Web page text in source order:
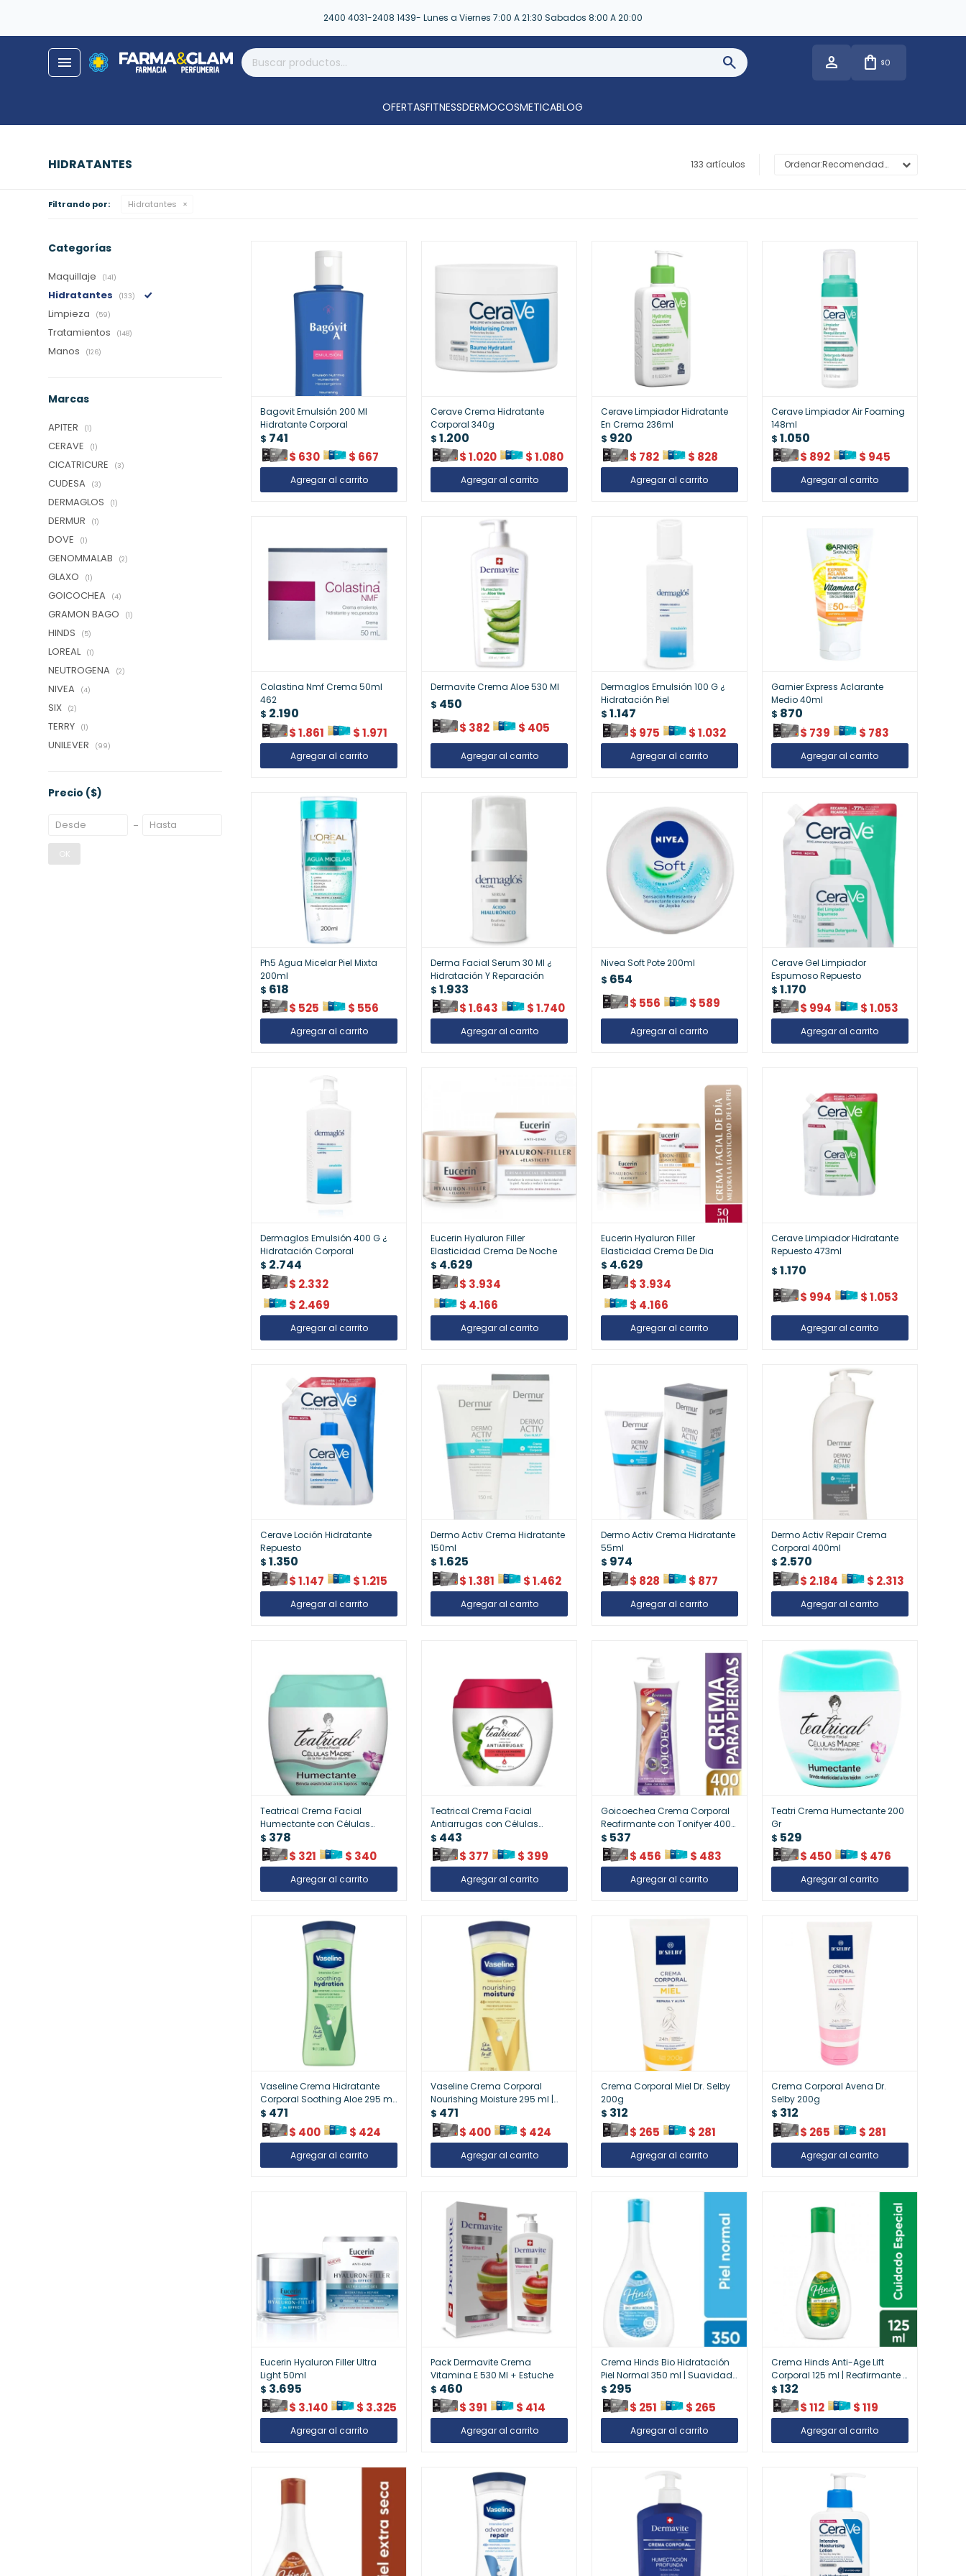
2400 4031-2408 1439- Lunes a Viernes 7:00 A 21:30 Sabados 8:00 A 20:00
menu $0
OFERTASFITNESSDERMOCOSMETICABLOG
HIDRATANTES 133 artículos Recomendados
Filtrando por: Hidratantes
Bagovit Emulsión 200 Ml
Hidratante Corporal
$ 741
$ 630 $ 667
Cerave Crema Hidratante
Corporal 340g
$ 1.200
$1.020 $1.080
Cerave Limpiador Hidratante
En Crema 236ml
$ 920
$ 782 $ 828
Cerave Limpiador Air Foaming
148ml
$ 1.050
$ 892 $ 945
Colastina Nmf Crema 50ml
462
$ 2.190
$1.861 $1.971
Dermavite Crema Aloe 530 Ml
$ 450
$ 382 $ 405
Dermaglos Emulsión 100 G ¿
Hidratación Piel
$ 1.147
$ 975 $1.032
Garnier Express Aclarante
Medio 40ml
$ 870
$ 739 $ 783
Ph5 Agua Micelar Piel Mixta
200ml
$ 618
$ 525 $ 556
Derma Facial Serum 30 Ml ¿
Hidratación Y Reparación
$ 1.933
$1.643 $1.740
Nivea Soft Pote 200ml
$ 654
$ 556 $ 589
Cerave Gel Limpiador
Espumoso Repuesto
$ 1.170
$ 994 $1.053
Dermaglos Emulsión 400 G ¿
Hidratación Corporal
$ 2.744
$ 2.332
$ 2.469
Eucerin Hyaluron Filler
Elasticidad Crema De Noche
$ 4.629
$ 3.934
$ 4.166
Eucerin Hyaluron Filler
Elasticidad Crema De Dia
$ 4.629
$ 3.934
$ 4.166
Cerave Limpiador Hidratante
Repuesto 473ml
$ 1.170
$ 994 $1.053
Cerave Loción Hidratante
Repuesto
$ 1.350
$1.147 $1.215
Dermo Activ Crema Hidratante
150ml
$ 1.625
$1.381 $1.462
Dermo Activ Crema Hidratante
55ml
$ 974
$ 828 $ 877
Dermo Activ Repair Crema
Corporal 400ml
$ 2.570
$ 2.184 $ 2.313
Teatrical Crema Facial
Humectante con Células
Madre y Aguacate 100 gr |
Hidratación Profunda y
Nutrición Natural
$ 378
$ 321 $ 340
Teatrical Crema Facial
Antiarrugas con Células
Madre de Té Verde 100 gr |
Rejuvenece y Suaviza la Piel
$ 443
$ 377 $ 399
Goicoechea Crema Corporal
Reafirmante con Tonifyer 400
ml | Piel Firme y Tonificada
$ 537
$ 456 $ 483
Teatri Crema Humectante 200
Gr
$ 529
$ 450 $ 476
Vaseline Crema Hidratante
Corporal Soothing Aloe 295 ml
| Refrescante con Aloe Vera
$ 471
$ 400 $ 424
Vaseline Crema Corporal
Nourishing Moisture 295 ml |
Suavidad y Cuidado Diario
$ 471
$ 400 $ 424
Crema Corporal Miel Dr. Selby
200g
$ 312
$ 265 $ 281
Crema Corporal Avena Dr.
Selby 200g
$ 312
$ 265 $ 281
Eucerin Hyaluron Filler Ultra
Light 50ml
$ 3.695
$ 3.140 $ 3.325
Pack Dermavite Crema
Vitamina E 530 Ml + Estuche
$ 460
$ 391 $ 414
Crema Hinds Bio Hidratación
Piel Normal 350 ml | Suavidad
y Frescura Diaria
$ 295
$ 251 $ 265
Crema Hinds Anti-Age Lift
Corporal 125 ml | Reafirmante y
Antiarrugas
$ 132
$112 $119
Categorías
Maquillaje (141)
Hidratantes (133)
Limpieza (59)
Tratamientos (148)
Manos (126)
Marcas
APITER (1)
CERAVE (1)
CICATRICURE (3)
CUDESA (3)
DERMAGLOS (1)
DERMUR (1)
DOVE (1)
GENOMMALAB (2)
GLAXO (1)
GOICOCHEA (4)
GRAMON BAGO (1)
HINDS (5)
LOREAL (1)
NEUTROGENA (2)
NIVEA (4)
SIX (2)
TERRY (1)
UNILEVER (99)
Precio ($)
OK
close
store
local_shipping